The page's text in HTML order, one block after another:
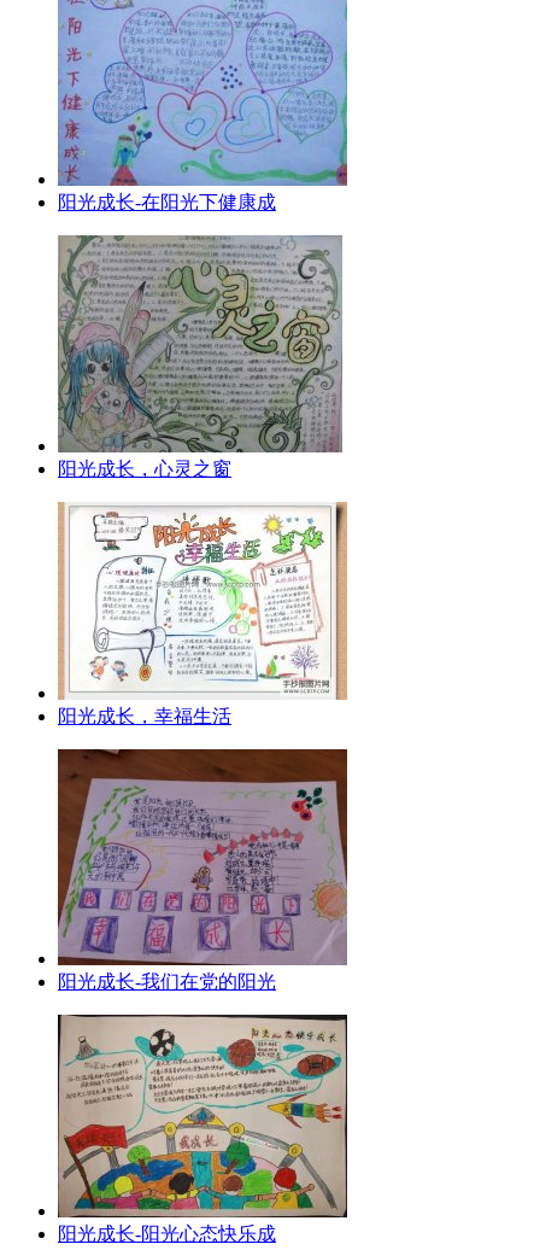
阳光成长-在阳光下健康成
阳光成长，心灵之窗
阳光成长，幸福生活
阳光成长-我们在党的阳光
阳光成长-阳光心态快乐成